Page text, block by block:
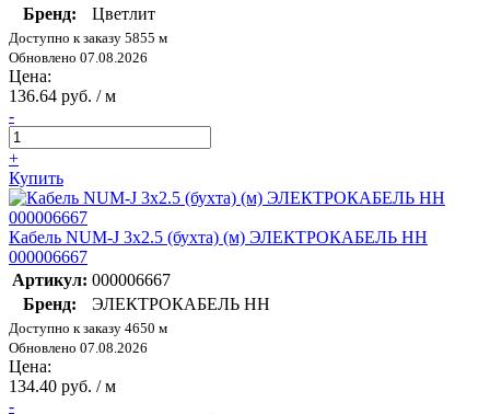
Бренд:
Цветлит
Доступно к заказу 5855 м
Обновлено 07.08.2026
Цена:
136.64 руб. / м
-
+
Купить
Кабель NUM-J 3х2.5 (бухта) (м) ЭЛЕКТРОКАБЕЛЬ НН
000006667
Артикул: 000006667
Бренд:
ЭЛЕКТРОКАБЕЛЬ НН
Доступно к заказу 4650 м
Обновлено 07.08.2026
Цена:
134.40 руб. / м
-